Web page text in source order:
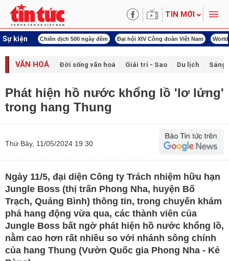
TIN MỚI
Sự kiện
mạng Chiến dịch 500 ngày đêm Đại hội XIV Công đoàn Việt Nam
VĂN HOÁ Đời sống văn hoá Giải trí - Sao Du lịch Sáng
Phát hiện hồ nước khổng lồ 'lơ lửng'
trong hang Thung
Thứ Bảy, 11/05/2024 19:30
Ngày 11/5, đại diện Công ty Trách nhiệm hữu hạn
Jungle Boss (thị trấn Phong Nha, huyện Bố
Trạch, Quảng Bình) thông tin, trong chuyến khám
phá hang động vừa qua, các thành viên của
Jungle Boss bất ngờ phát hiện hồ nước khổng lồ,
nằm cao hơn rất nhiều so với nhánh sông chính
của hang Thung (Vườn Quốc gia Phong Nha - Kẻ